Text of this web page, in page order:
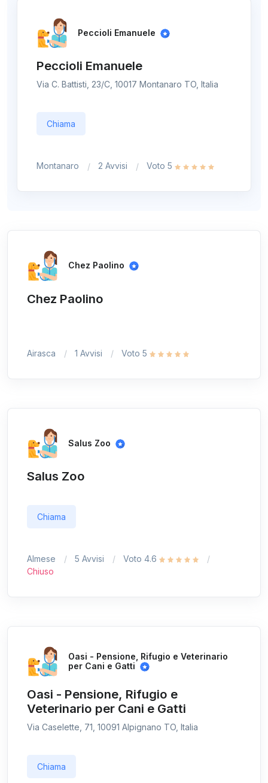
Peccioli Emanuele
Peccioli Emanuele
Via C. Battisti, 23/C, 10017 Montanaro TO, Italia
Chiama
Montanaro 2 Avvisi Voto 5
Chez Paolino
Chez Paolino
Airasca 1 Avvisi Voto 5
Salus Zoo
Salus Zoo
Chiama
Almese 5 Avvisi
Voto 4.6
Chiuso
Oasi - Pensione, Rifugio e Veterinario
per Cani e Gatti
Oasi - Pensione, Rifugio e
Veterinario per Cani e Gatti
Via Caselette, 71, 10091 Alpignano TO, Italia
Chiama